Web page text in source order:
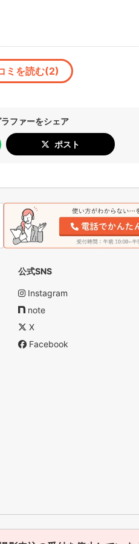
ミを読む(2)
ファーをシェア
ポスト
公式SNS
Instagram
note
X
Facebook